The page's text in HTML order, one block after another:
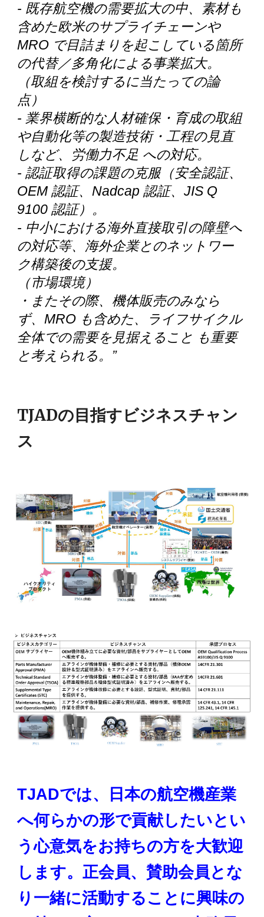
- 既存航空機の需要拡大の中、素材も
含めた欧米のサプライチェーンや
MRO で目詰まりを起こしている箇所
の代替／多角化による事業拡大。
（取組を検討するに当たっての論
点）
- 業界横断的な人材確保・育成の取組
や自動化等の製造技術・工程の見直
しなど、労働力不足 への対応。
- 認証取得の課題の克服（安全認証、
OEM 認証、Nadcap 認証、JIS Q
9100 認証）。
- 中小における海外直接取引の障壁へ
の対応等、海外企業とのネットワー
ク構築後の支援。
（市場環境）
・またその際、機体販売のみなら
ず、MRO も含めた、ライフサイクル
全体での需要を見据えること も重要
と考えられる。”
TJADの目指すビジネスチャン
ス
TJADでは、日本の航空機産業
へ何らかの形で貢献したいとい
う心意気をお持ちの方を大歓迎
します。正会員、賛助会員とな
り一緒に活動することに興味の